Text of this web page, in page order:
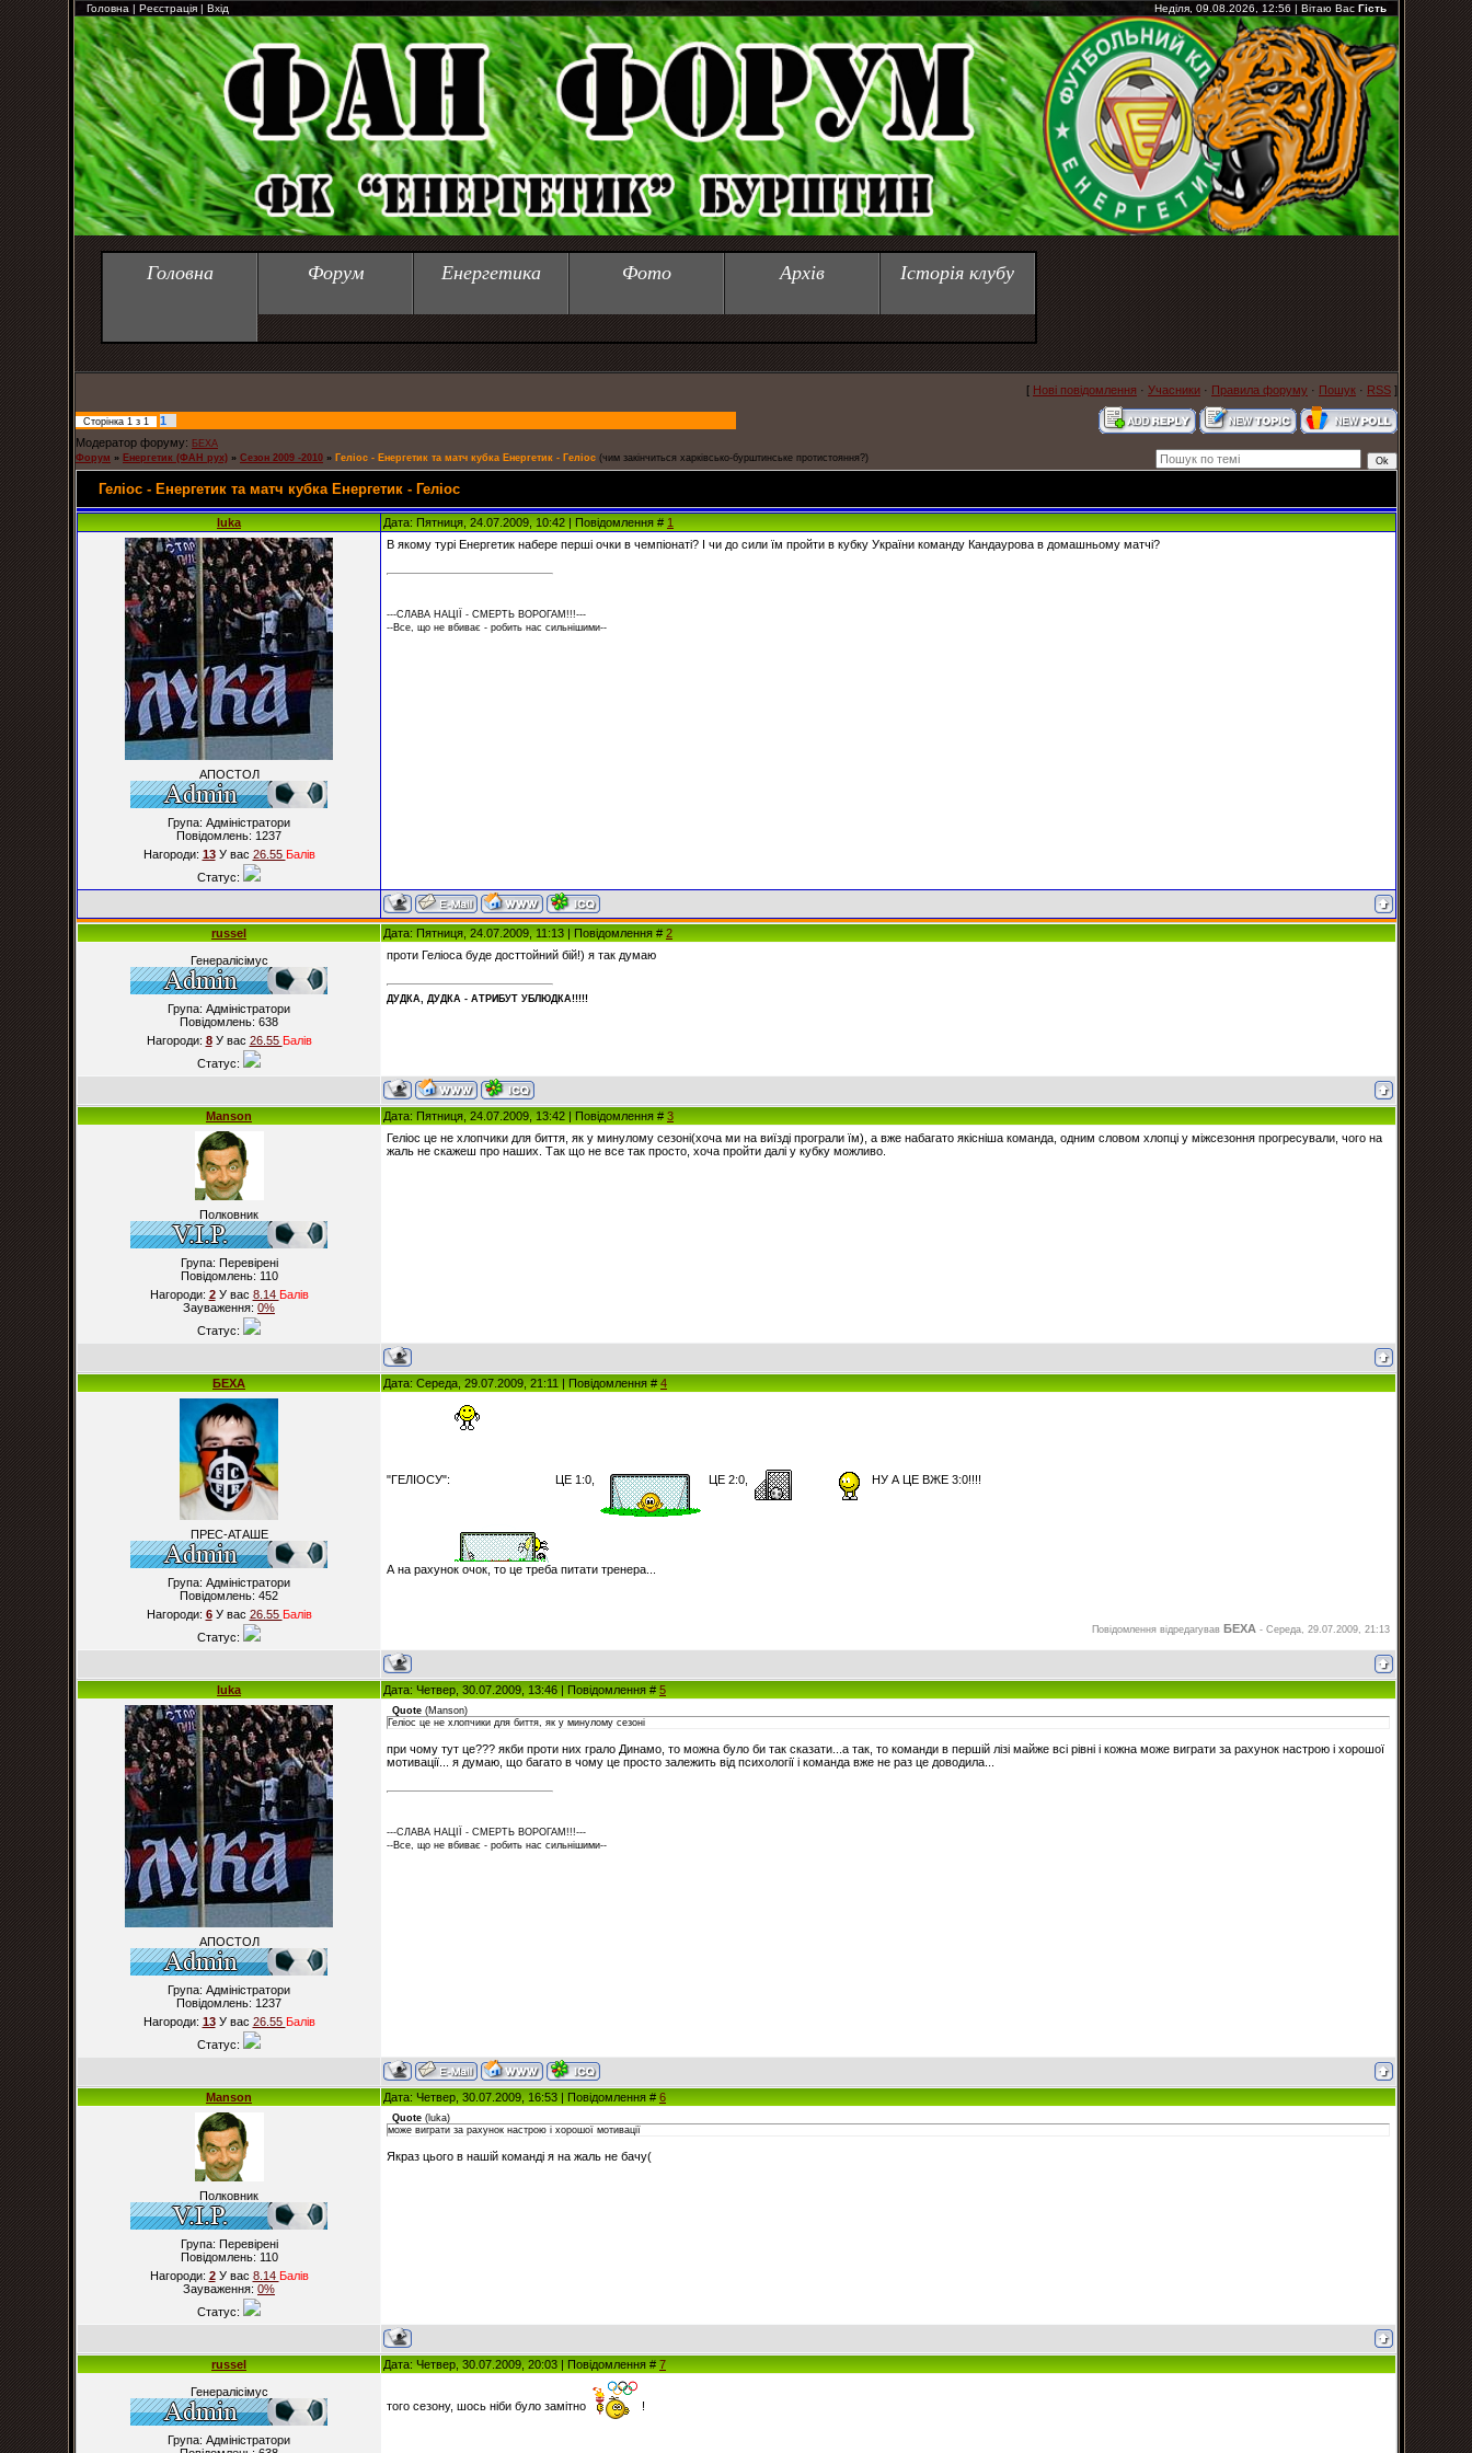
Головна | Реєстрація | Вхід Неділя, 09.08.2026, 12:56 | Вітаю Вас Гість
Головна Форум Енергетика Фото Архів Історія клубу
[ Нові повідомлення · Учасники · Правила форуму · Пошук · RSS ]
Сторінка 1 з 1
1
Модератор форуму: БЕХА
Форум » Енергетик (ФАН рух) » Сезон 2009 -2010 » Геліос - Енергетик та матч кубка Енергетик - Геліос (чим закінчиться харківсько-бурштинське протистояння?)
Геліос - Енергетик та матч кубка Енергетик - Геліос
luka Дата: Пятниця, 24.07.2009, 10:42 | Повідомлення # 1
АПОСТОЛ
Група: Адміністратори
Повідомлень: 1237
Нагороди: 13У вас 26.55 Балiв
Статус:
В якому турі Енергетик набере перші очки в чемпіонаті? І чи до сили їм пройти в кубку України команду Кандаурова в домашньому матчі?
---СЛАВА НАЦІЇ - СМЕРТЬ ВОРОГАМ!!!---
--Все, що не вбиває - робить нас сильнішими--
russel Дата: Пятниця, 24.07.2009, 11:13 | Повідомлення #2
Генералісімус
Група: Адміністратори
Повідомлень: 638
Нагороди: 8У вас 26.55 Балiв
Статус:
проти Геліоса буде досттойний бій!) я так думаю
ДУДКА, ДУДКА - АТРИБУT УБЛЮДКА!!!!!
Manson Дата: Пятниця, 24.07.2009, 13:42 | Повідомлення #3
Полковник
Група: Перевірені
Повідомлень: 110
Нагороди: 2У вас 8.14 Балiв
Зауваження: 0%
Статус:
Геліос це не хлопчики для биття, як у минулому сезоні(хоча ми на виїзді програли їм), а вже набагато якісніша команда, одним словом хлопці у міжсезоння прогресували, чого на
жаль не скажеш про наших. Так що не все так просто, хоча пройти далі у кубку можливо.
БЕХА Дата: Середа, 29.07.2009, 21:11 | Повідомлення #4
ПРЕС-АТАШЕ
Група: Адміністратори
Повідомлень: 452
Нагороди: 6У вас 26.55 Балiв
Статус:
"ГЕЛІОСУ": ЦЕ 1:0, ЦЕ 2:0, НУ А ЦЕ ВЖЕ 3:0!!!!
А на рахунок очок, то це треба питати тренера...
Повідомлення відредагував БЕХА - Середа, 29.07.2009, 21:13
luka Дата: Четвер, 30.07.2009, 13:46 | Повідомлення #5
АПОСТОЛ
Група: Адміністратори
Повідомлень: 1237
Нагороди: 13У вас 26.55 Балiв
Статус:
Quote (Manson)
Геліос це не хлопчики для биття, як у минулому сезоні
при чому тут це??? якби проти них грало Динамо, то можна було би так сказати...а так, то команди в першій лізі майже всі рівні і кожна може виграти за рахунок настрою і хорошої
мотивації... я думаю, що багато в чому це просто залежить від психології і команда вже не раз це доводила...
---СЛАВА НАЦІЇ - СМЕРТЬ ВОРОГАМ!!!---
--Все, що не вбиває - робить нас сильнішими--
Manson Дата: Четвер, 30.07.2009, 16:53 | Повідомлення #6
Полковник
Група: Перевірені
Повідомлень: 110
Нагороди: 2У вас 8.14 Балiв
Зауваження: 0%
Статус:
Quote ( luka)
може виграти за рахунок настрою і хорошої мотивації
Якраз цього в нашій команді я на жаль не бачу(
russel Дата: Четвер, 30.07.2009, 20:03 | Повідомлення #7
Генералісімус
Група: Адміністратори
того сезону, шось ніби було замітно !